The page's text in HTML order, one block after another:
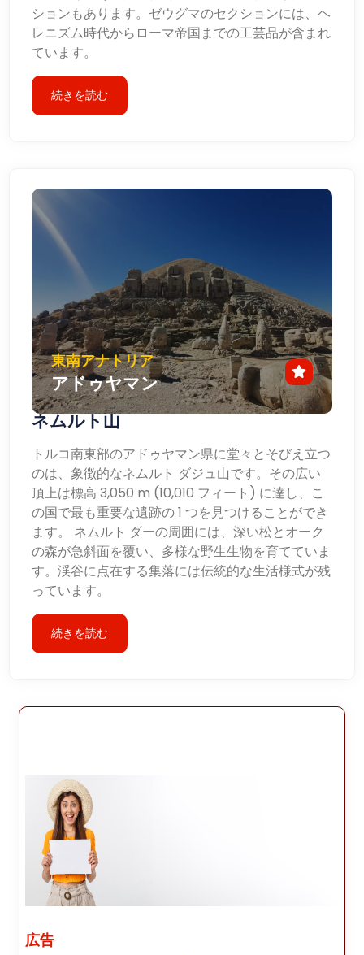
ションもあります。ゼウグマのセクションには、ヘ
レニズム時代からローマ帝国までの工芸品が含まれ
ています。
続きを読む
東南アナトリア
アドゥヤマン
ネムルト山
トルコ南東部のアドゥヤマン県に堂々とそびえ立つ
のは、象徴的なネムルト ダジュ山です。その広い
頂上は標高 3,050 m (10,010 フィート) に達し、こ
の国で最も重要な遺跡の 1 つを見つけることができ
ます。 ネムルト ダーの周囲には、深い松とオーク
の森が急斜面を覆い、多様な野生生物を育てていま
す。渓谷に点在する集落には伝統的な生活様式が残
っています。
続きを読む
広告